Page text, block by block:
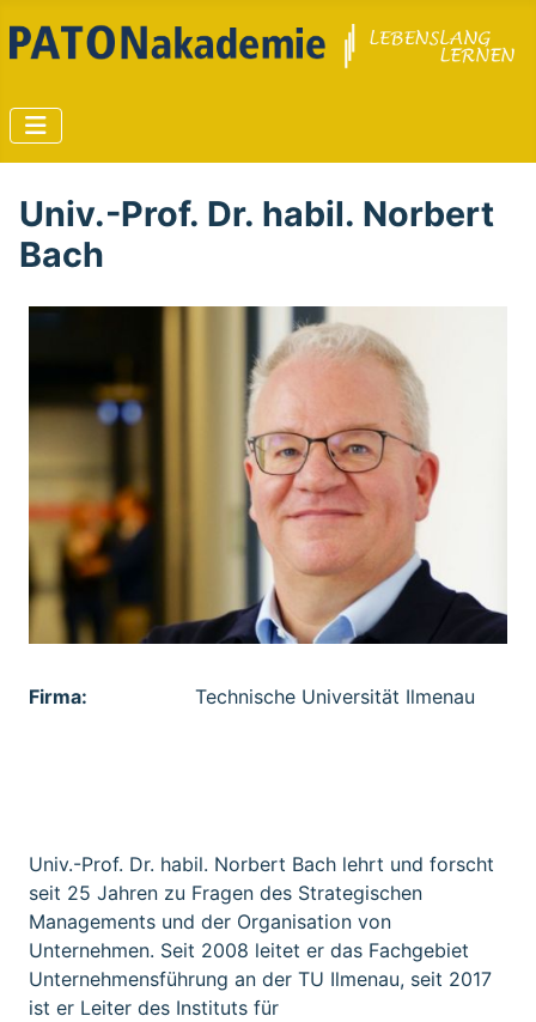
Univ.-Prof. Dr. habil. Norbert
Bach
Firma: Technische Universität Ilmenau
Univ.-Prof. Dr. habil. Norbert Bach lehrt und forscht
seit 25 Jahren zu Fragen des Strategischen
Managements und der Organisation von
Unternehmen. Seit 2008 leitet er das Fachgebiet
Unternehmensführung an der TU Ilmenau, seit 2017
ist er Leiter des Instituts für